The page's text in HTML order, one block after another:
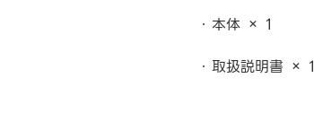
本体 × 1
取扱説明書 × 1